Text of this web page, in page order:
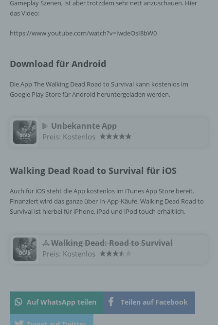
Gameplay Szenen, ist aber trotzdem sehr nett anzuschauen. Hier
das Video:
https://www.youtube.com/watch?v=IwdeOsI8bW0
Download für Android
Die App The Walking Dead Road to Survival kann kostenlos im
Google Play Store für Android heruntergeladen werden.
Unbekannte App
Preis: Kostenlos
Walking Dead Road to Survival für iOS
Auch für iOS steht die App kostenlos im iTunes App Store bereit.
Finanziert wird das ganze über In-App-Käufe. Walking Dead Road to
Survival ist hierbei für iPhone, iPad und iPod touch erhältlich.
‎Walking Dead: Road to Survival
Preis: Kostenlos
Auf WhatsApp teilen Teilen auf Facebook
die betroffene Person zu verstehen gibt, dass
ist.
Name und Anschrift des für die Verarbeitung
Verantwortlicher im Sinne der Datenschutz-
der Europäischen Union geltenden
Datenschutzgesetze und anderer Bestimmungen
mit datenschutzrechtlichem Charakter ist die:
Schlehenweg 20
18069 Lambrechtshagen
DE
Cookies / SessionStorage / LocalStorage
SessionStorage. Dies dient dazu, unser Angebot
nutzerfreundlicher, effektiver und sicherer zu
eine Technologie, mit welcher ihr Browser Daten